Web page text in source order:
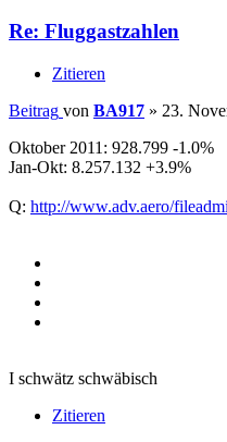
Re: Fluggastzahlen
Zitieren
Beitrag von BA917 » 23.
Oktober 2011: 928.799 -1.0%
Jan-Okt: 8.257.132 +3.9%
Q: http://www.adv.aero/
I schwätz schwäbisch
Zitieren